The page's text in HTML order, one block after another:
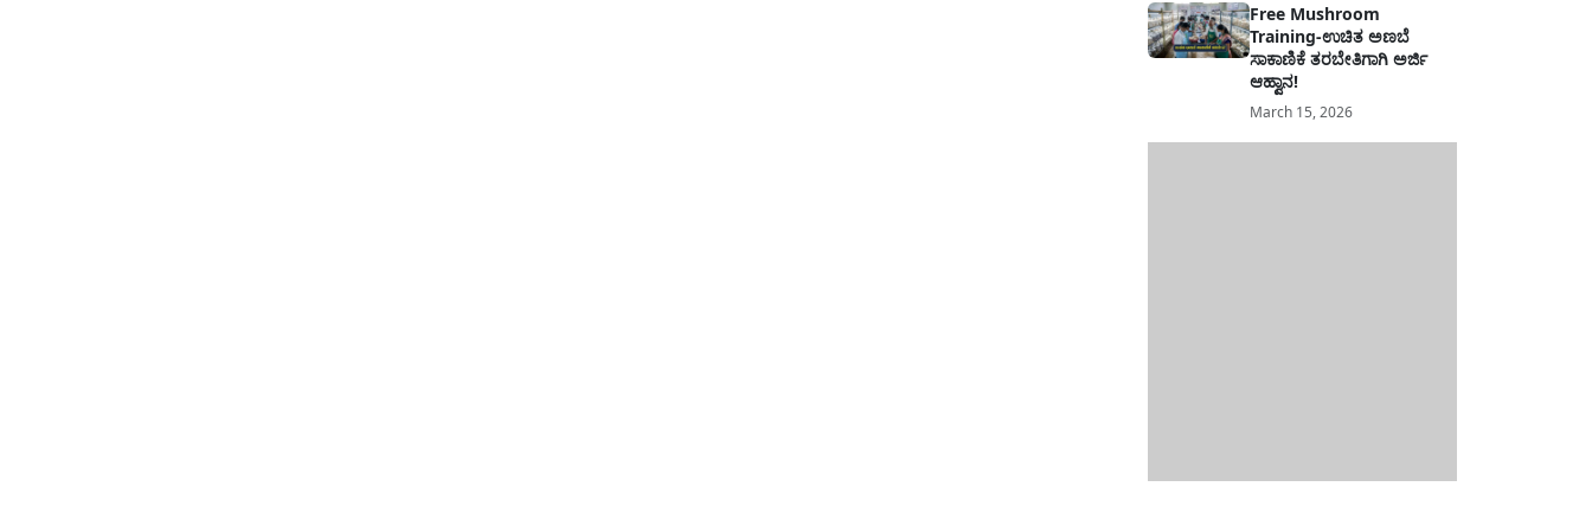
Free Mushroom
Training-ಉಚಿತ ಅಣಬೆ
ಸಾಕಾಣಿಕೆ ತರಬೇತಿಗಾಗಿ ಅರ್ಜಿ
ಆಹ್ವಾನ!
March 15, 2026